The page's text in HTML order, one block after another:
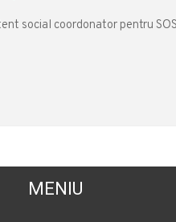
social coordonator pentru
MENIU